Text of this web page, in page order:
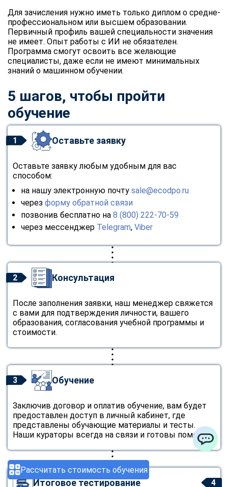
Рассчитать стоимость обучения
Для зачисления нужно иметь только диплом о средне-
профессиональном или высшем образовании.
Первичный профиль вашей специальности значения
не имеет. Опыт работы с ИИ не обязателен.
Программа смогут освоить все желающие
специалисты, даже если не имеют минимальных
знаний о машинном обучении.
5 шагов, чтобы пройти
обучение
1 Оставьте заявку
Оставьте заявку любым удобным для вас
способом:
на нашу электронную почту sale@ecodpo.ru
через форму обратной связи
позвонив бесплатно на 8 (800) 222-70-59
через мессенджер Telegram, Viber
2 Консультация
После заполнения заявки, наш менеджер свяжется
с вами для подтверждения личности, вашего
образования, согласования учебной программы и
стоимости.
3 Обучение
Заключив договор и оплатив обучение, вам будет
предоставлен доступ в личный кабинет, где
представлены обучающие материалы и тесты.
Наши кураторы всегда на связи и готовы помочь.
4
Итоговое тестирование
ChatApp
online
Мессенджеры
Telegram
Vkontakte
ChatApp